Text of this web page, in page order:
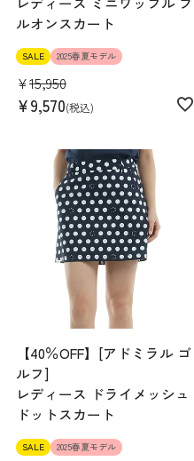
ルオンスカート
SALE 2025春夏モデル
¥15,950
¥9,570 税込
【40％OFF】[アドミラル ゴ
ルフ]
レディース ドライメッシュ
ドットスカート
SALE 2025春夏モデル